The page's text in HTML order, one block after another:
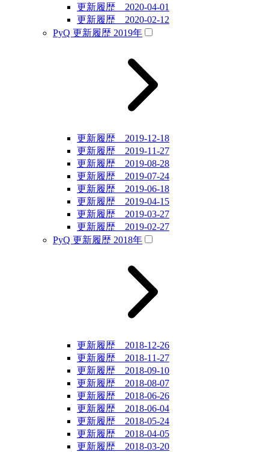
更新履歴 2020-04-01
更新履歴 2020-02-12
PyQ 更新履歴 2019年
更新履歴 2019-12-18
更新履歴 2019-11-27
更新履歴 2019-08-28
更新履歴 2019-07-24
更新履歴 2019-06-18
更新履歴 2019-04-15
更新履歴 2019-03-27
更新履歴 2019-02-27
PyQ 更新履歴 2018年
更新履歴 2018-12-26
更新履歴 2018-11-27
更新履歴 2018-09-10
更新履歴 2018-08-07
更新履歴 2018-06-26
更新履歴 2018-06-04
更新履歴 2018-05-24
更新履歴 2018-04-05
更新履歴 2018-03-20